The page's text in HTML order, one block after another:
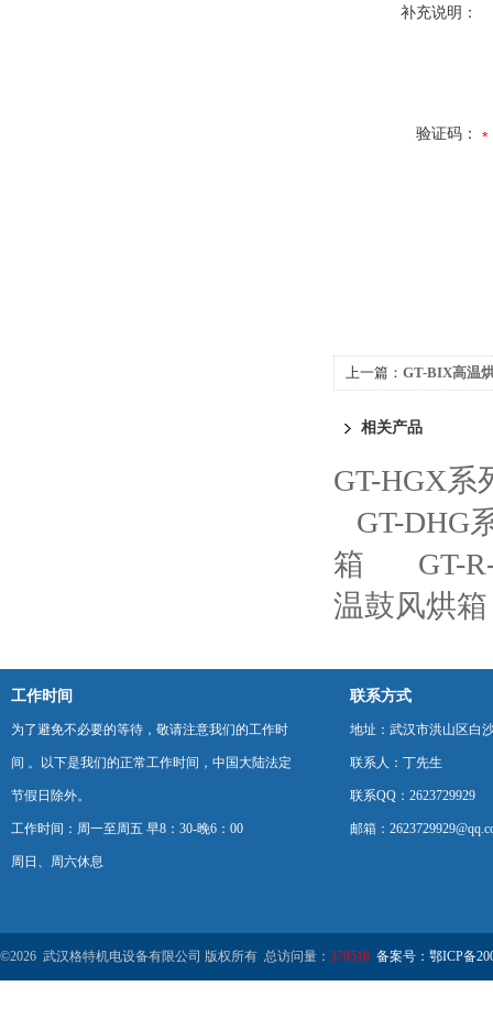
补充说明：
验证码：
上一篇： GT-BIX高温
相关产品
GT-HGX系
GT-DHG
箱
GT-
温鼓风烘箱
工作时间
为了避免不必要的等待，敬请注意我们的工作时
间 。以下是我们的正常工作时间，中国大陆法定
节假日除外。
工作时间：周一至周五 早8：30-晚6：00
周日、周六休息
联系方式
地址：武汉市洪山区白
联系人：丁先生
联系QQ：2623729929
邮箱：
©2026 武汉格特机电设备有限公司 版权所有 总访问量： 379516 备案号：鄂ICP备